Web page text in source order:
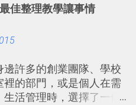
案合作中使用了 Slack
趣 」： Slack 裡擁有跟
送有趣影音圖文的功能。
：但是 Slack 的頻道、群
間的聊天，不會干擾工作
佳整理教學讓事情
邊許多的創業團隊、學校
裡的部門，或是個人在需
生活管理時，選擇了一個